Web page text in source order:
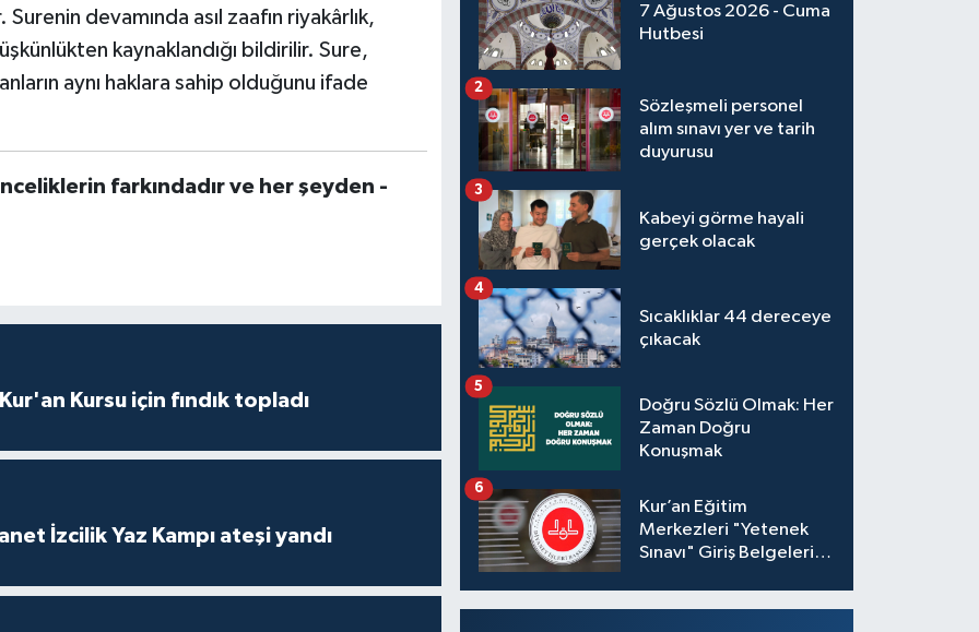
devamında asıl zaafın riyakârlık,
kaynaklandığı bildirilir. Sure,
aynı haklara sahip olduğunu ifade
farkındadır ve her şeyden -
Kursu için fındık topladı
İzcilik Yaz Kampı ateşi yandı
7 Ağustos 2026 - Cuma
Hutbesi
Sözleşmeli personel
alım sınavı yer ve tarih
duyurusu
2
Kabeyi görme hayali
gerçek olacak
3
Sıcaklıklar 44 dereceye
çıkacak
4
Doğru Sözlü Olmak: Her
Zaman Doğru
Konuşmak
5
Kur’an Eğitim
Merkezleri "Yetenek
Sınavı" Giriş Belgeleri
6